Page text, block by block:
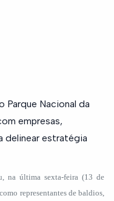
Nacional da
empresas,
delinear estratégia
na última sexta-feira (13 de
representantes de baldios,